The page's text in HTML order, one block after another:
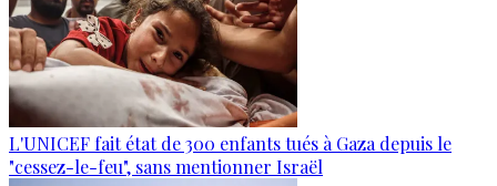
L'UNICEF fait état de 300 enfants tués à Gaza depuis le
"cessez-le-feu", sans mentionner Israël